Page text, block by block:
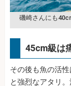
磯崎さんにも
45cm級は
その後も魚の活
と強烈なアタリ